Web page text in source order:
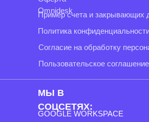
Omnidesk
Пример счета и закрывающих
Политика
Согласие на обработку
Пользовательское соглашение
МЫ В
СОЦСЕТЯХ:
GOOGLE WORKSPACE